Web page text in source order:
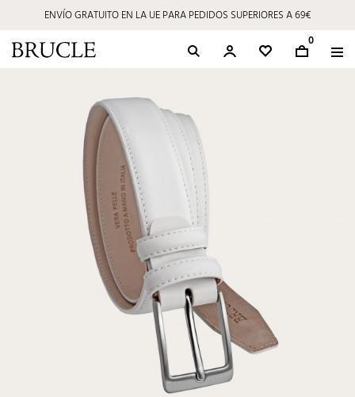
ENVÍO GRATUITO EN LA UE PARA PEDIDOS SUPERIORES A 69€
0